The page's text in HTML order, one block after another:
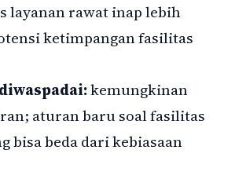
layanan rawat inap lebih
ketimpangan fasilitas
kemungkinan
aturan baru soal fasilitas
bisa beda dari kebiasaan